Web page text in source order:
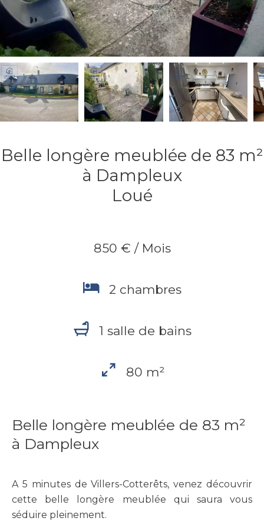
Belle longère meublée de 83 m²
à Dampleux
Loué
850 € / Mois
2 chambres
1 salle de bains
80 m²
Belle longère meublée de 83 m²
à Dampleux
A 5 minutes de Villers-Cotterêts, venez découvrir
cette belle longère meublée qui saura vous
séduire pleinement.